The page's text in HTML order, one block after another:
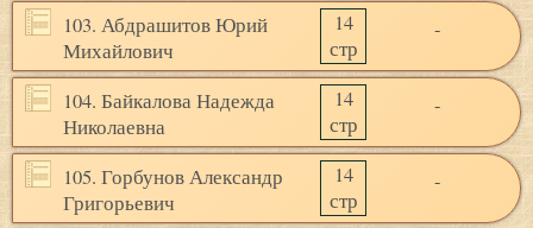
103. Абдрашитов Юрий
Михайлович
14
стр
-
104. Байкалова Надежда
Николаевна
14
стр
-
105. Горбунов Александр
Григорьевич
14
стр
-